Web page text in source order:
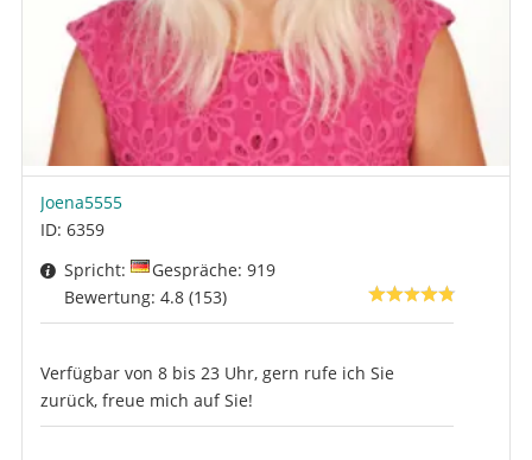
Joena5555
ID: 6359
Spricht:
Gespräche: 919
Bewertung: 4.8 (153)
Verfügbar von 8 bis 23 Uhr, gern rufe ich Sie
zurück, freue mich auf Sie!